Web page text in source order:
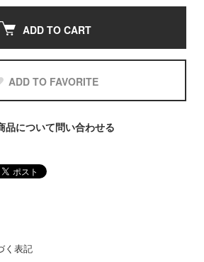
ADD TO CART
ADD TO FAVORITE
品について問い合わせる
く表記